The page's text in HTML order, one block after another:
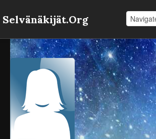
Selvänäkijät.Org